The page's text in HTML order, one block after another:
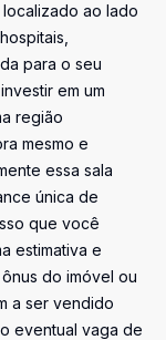
ao lado
para o seu
em um
região
mesmo e
essa sala
única de
que você
estimativa e
do imóvel ou
a ser vendido
eventual vaga de